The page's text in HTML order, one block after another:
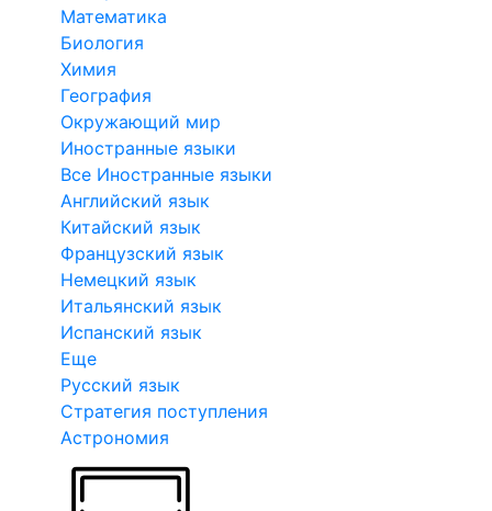
Математика
Биология
Химия
География
Окружающий мир
Иностранные языки
Все Иностранные языки
Английский язык
Китайский язык
Французский язык
Немецкий язык
Итальянский язык
Испанский язык
Еще
Русский язык
Стратегия поступления
Астрономия